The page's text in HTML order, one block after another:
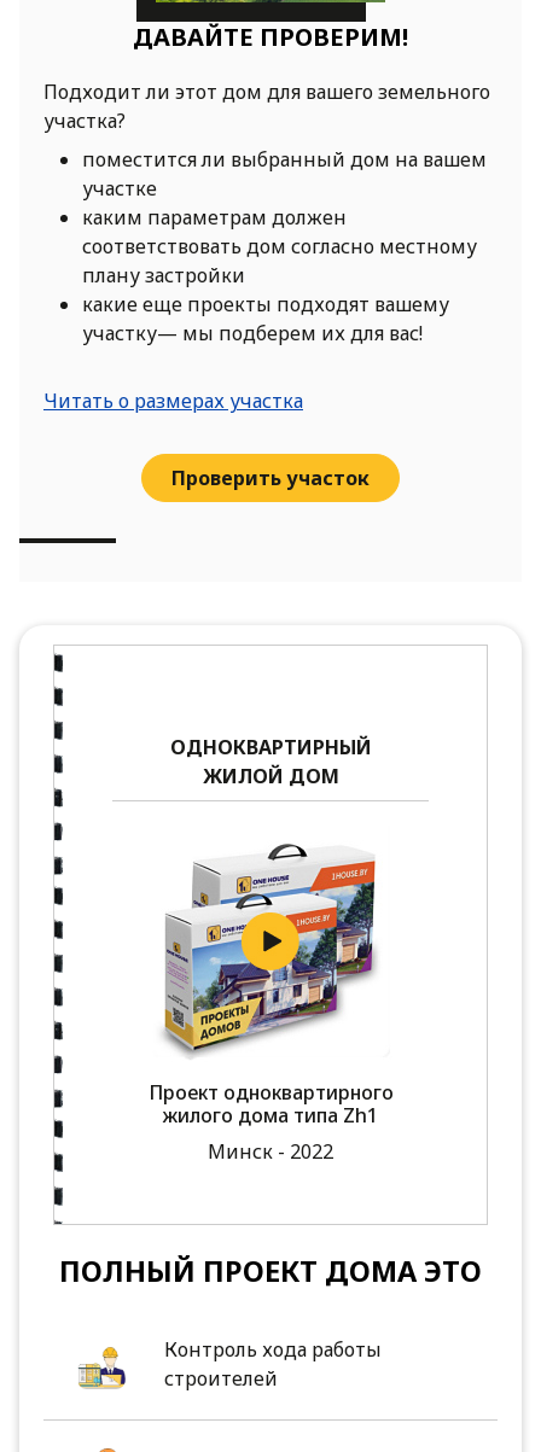
ДАВАЙТЕ ПРОВЕРИМ!
Подходит ли этот дом для вашего земельного
участка?
поместится ли выбранный дом на вашем
участке
каким параметрам должен
соответствовать дом согласно местному
плану застройки
какие еще проекты подходят вашему
участку— мы подберем их для вас!
Читать о размерах участка
Проверить участок
ОДНОКВАРТИРНЫЙ
ЖИЛОЙ ДОМ
Проект одноквартирного
жилого дома типа Zh1
Минск - 2022
ПОЛНЫЙ ПРОЕКТ ДОМА ЭТО
Контроль хода работы
строителей